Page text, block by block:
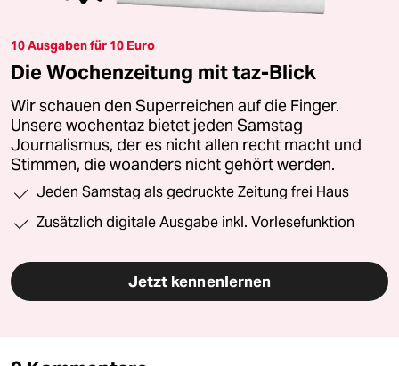
10 Ausgaben für 10 Euro
Die Wochenzeitung mit taz-Blick
Wir schauen den Superreichen auf die Finger.
Unsere wochentaz bietet jeden Samstag
Journalismus, der es nicht allen recht macht und
Stimmen, die woanders nicht gehört werden.
Jeden Samstag als gedruckte Zeitung frei Haus
Zusätzlich digitale Ausgabe inkl. Vorlesefunktion
Jetzt kennenlernen